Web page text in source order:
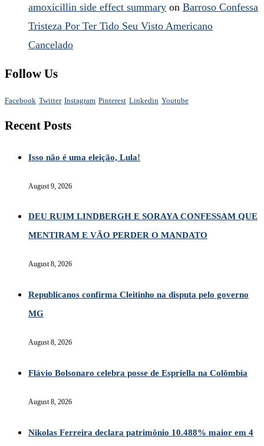
amoxicillin side effect summary on Barroso Confessa
Tristeza Por Ter Tido Seu Visto Americano
Cancelado
Follow Us
Facebook Twitter Instagram Pinterest Linkedin Youtube
Recent Posts
Isso não é uma eleição, Lula!
August 9, 2026
DEU RUIM LINDBERGH E SORAYA CONFESSAM QUE
MENTIRAM E VÃO PERDER O MANDATO
August 8, 2026
Republicanos confirma Cleitinho na disputa pelo governo
MG
August 8, 2026
Flávio Bolsonaro celebra posse de Espriella na Colômbia
August 8, 2026
Nikolas Ferreira declara patrimônio 10.488% maior em 4